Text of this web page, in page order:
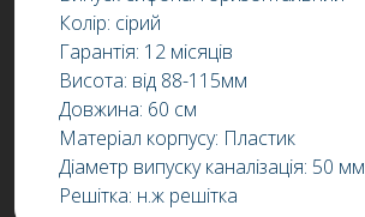
Колір: сірий
Гарантія: 12 місяців
Висота: від 88-115мм
Довжина: 60 см
Матеріал корпусу: Пластик
Діаметр випуску каналізація: 50 мм
Решітка: н.ж решітка